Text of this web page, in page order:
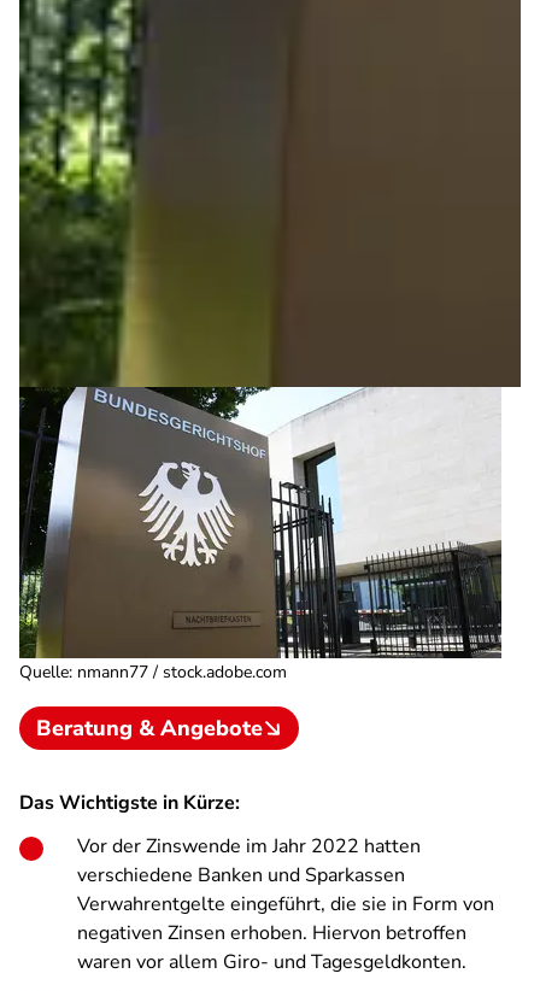
Quelle: nmann77 / stock.adobe.com
Beratung & Angebote
Das Wichtigste in Kürze:
Vor der Zinswende im Jahr 2022 hatten
verschiedene Banken und Sparkassen
Verwahrentgelte eingeführt, die sie in Form von
negativen Zinsen erhoben. Hiervon betroffen
waren vor allem Giro- und Tagesgeldkonten.